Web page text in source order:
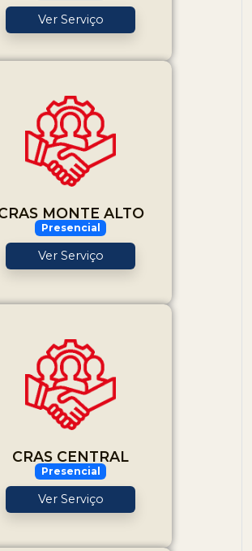
Ver Serviço
CRAS MONTE ALTO
Presencial
Ver Serviço
CRAS CENTRAL
Presencial
Ver Serviço